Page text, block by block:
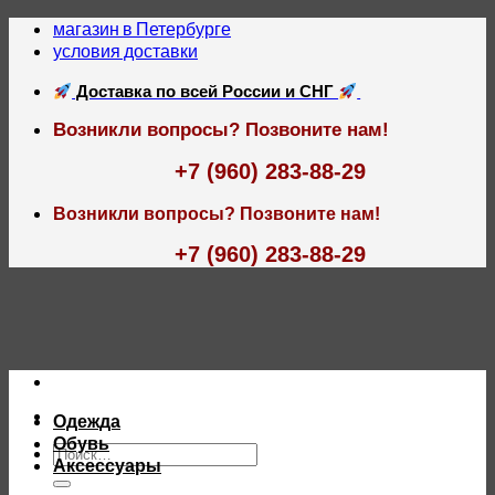
Skip
магазин в Петербурге
условия доставки
Доставка по всей России и СНГ
Возникли вопросы? Позвоните нам!
+7 (960) 283-88-29
Возникли вопросы? Позвоните нам!
+7 (960) 283-88-29
Искать:
Одежда
Обувь
Аксессуары